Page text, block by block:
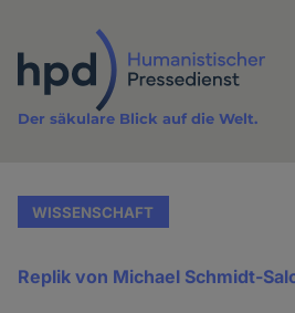
Inhalt
Der säkulare Blick auf die Welt.
WISSENSCHAFT
Replik von Michael Schmidt-